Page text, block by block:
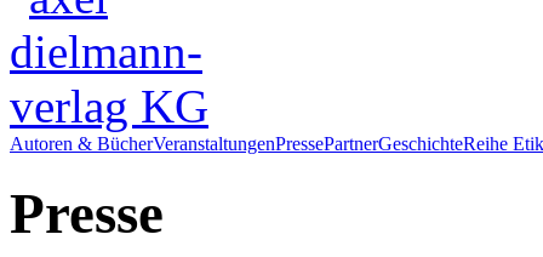
Autoren & BücherVeranstaltungenPressePartnerGeschichteReihe
Presse